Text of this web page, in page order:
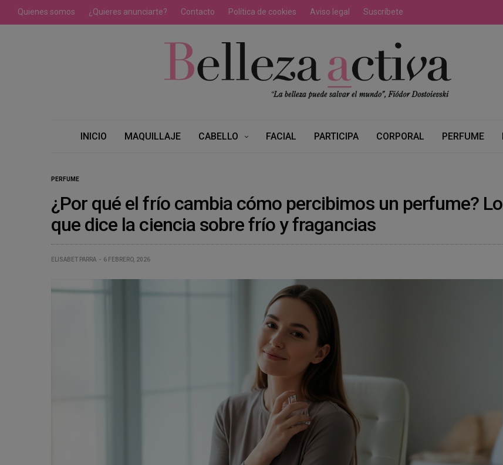
Quienes somos ¿Quieres anunciarte? Contacto Política de cookies Aviso legal Suscríbete
INICIO MAQUILLAJE CABELLO FACIAL PARTICIPA CORPORAL PERFUME
PERFUME
¿Por qué el frío cambia cómo percibimos un perfume? Lo
que dice la ciencia sobre frío y fragancias
ELISABET PARRA 6 FEBRERO, 2026